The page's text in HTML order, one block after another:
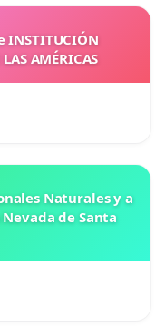
AMÉRICAS
Naturales y a
de Santa